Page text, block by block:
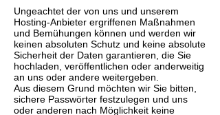
Ungeachtet der von uns und unserem
Hosting-Anbieter ergriffenen Maßnahmen
und Bemühungen können und werden wir
keinen absoluten Schutz und keine absolute
Sicherheit der Daten garantieren, die Sie
hochladen, veröffentlichen oder anderweitig
an uns oder andere weitergeben.
Aus diesem Grund möchten wir Sie bitten,
sichere Passwörter festzulegen und uns
oder anderen nach Möglichkeit keine